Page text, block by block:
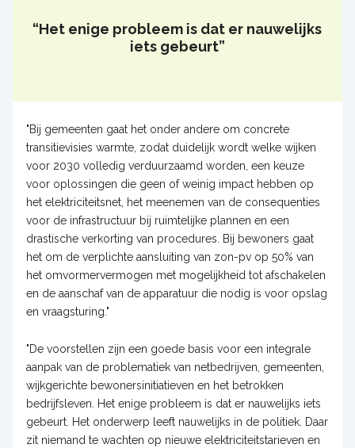
“Het enige probleem is dat er nauwelijks
iets gebeurt”
"Bij gemeenten gaat het onder andere om concrete
transitievisies warmte, zodat duidelijk wordt welke wijken
voor 2030 volledig verduurzaamd worden, een keuze
voor oplossingen die geen of weinig impact hebben op
het elektriciteitsnet, het meenemen van de consequenties
voor de infrastructuur bij ruimtelijke plannen en een
drastische verkorting van procedures. Bij bewoners gaat
het om de verplichte aansluiting van zon-pv op 50% van
het omvormervermogen met mogelijkheid tot afschakelen
en de aanschaf van de apparatuur die nodig is voor opslag
en vraagsturing."
"De voorstellen zijn een goede basis voor een integrale
aanpak van de problematiek van netbedrijven, gemeenten,
wijkgerichte bewonersinitiatieven en het betrokken
bedrijfsleven. Het enige probleem is dat er nauwelijks iets
gebeurt. Het onderwerp leeft nauwelijks in de politiek. Daar
zit niemand te wachten op nieuwe elektriciteitstarieven en